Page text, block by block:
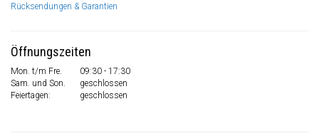
Rücksendungen & Garantien
Öffnungszeiten
Mon. t/m Fre.
09:30 - 17:30
Sam. und Son.
geschlossen
Feiertagen:
geschlossen